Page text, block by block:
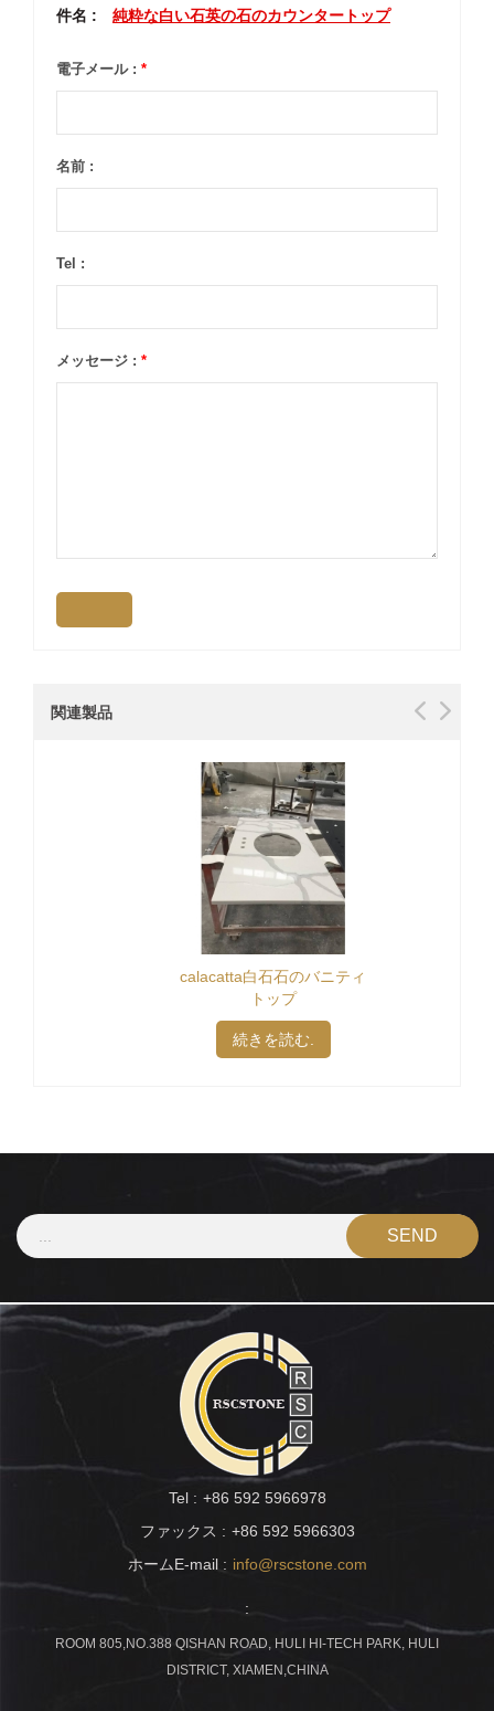
件名 : 純粋な白い石英の石のカウンタートップ
電子メール : *
名前 :
Tel :
メッセージ : *
関連製品
calacatta白石石のバニティ
トップ
続きを読む.
Tel : +86 592 5966978
ファックス : +86 592 5966303
ホームE-mail : info@rscstone.com
:
ROOM 805,NO.388 QISHAN ROAD, HULI HI-TECH PARK, HULI
DISTRICT, XIAMEN,CHINA